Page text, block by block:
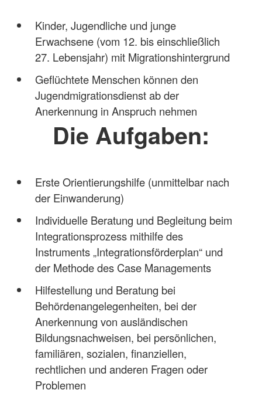
Kinder, Jugendliche und junge
Erwachsene (vom 12. bis einschließlich
27. Lebensjahr) mit Migrationshintergrund
Geflüchtete Menschen können den
Jugendmigrationsdienst ab der
Anerkennung in Anspruch nehmen
Die Aufgaben:
Erste Orientierungshilfe (unmittelbar nach
der Einwanderung)
Individuelle Beratung und Begleitung beim
Integrationsprozess mithilfe des
Instruments „Integrationsförderplan“ und
der Methode des Case Managements
Hilfestellung und Beratung bei
Behördenangelegenheiten, bei der
Anerkennung von ausländischen
Bildungsnachweisen, bei persönlichen,
familiären, sozialen, finanziellen,
rechtlichen und anderen Fragen oder
Problemen